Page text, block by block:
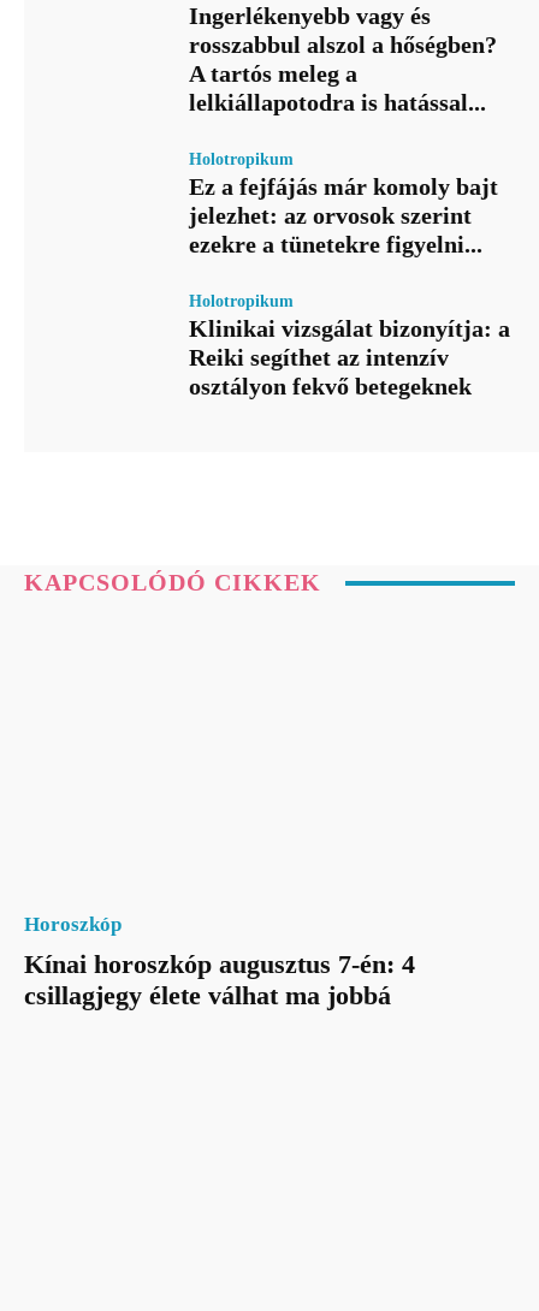
Ingerlékenyebb vagy és
rosszabbul alszol a hőségben?
A tartós meleg a
lelkiállapotodra is hatással...
Holotropikum
Ez a fejfájás már komoly bajt
jelezhet: az orvosok szerint
ezekre a tünetekre figyelni...
Holotropikum
Klinikai vizsgálat bizonyítja: a
Reiki segíthet az intenzív
osztályon fekvő betegeknek
KAPCSOLÓDÓ CIKKEK
Horoszkóp
Kínai horoszkóp augusztus 7-én: 4
csillagjegy élete válhat ma jobbá